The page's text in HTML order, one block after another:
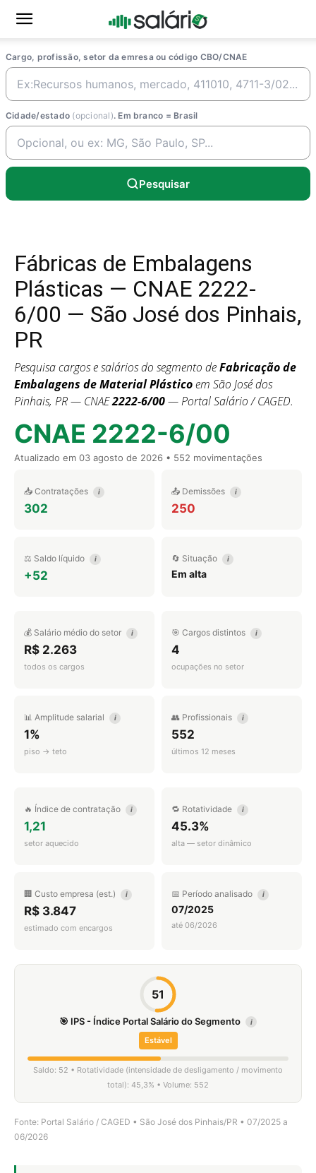
Cargo, profissão, setor da emresa ou código CBO/CNAE
Cidade/estado (opcional). Em branco = Brasil
Pesquisar
Fábricas de Embalagens
Plásticas — CNAE 2222-
6/00 — São José dos Pinhais,
PR
Pesquisa cargos e salários do segmento deFabricação de
Embalagens de Material Plásticoem São José dos
Pinhais, PR — CNAE2222-6/00— Portal Salário / CAGED.
CNAE 2222-6/00
Atualizado em 03 agosto de 2026 • 552 movimentações
📥 Contratações i
302
📤 Demissões i
250
⚖️ Saldo líquido i
+52
🔄 Situação i
Em alta
💰 Salário médio do setor i
R$ 2.263
todos os cargos
🎯 Cargos distintos i
4
ocupações no setor
📊 Amplitude salarial i
1%
piso → teto
👥 Profissionais i
552
últimos 12 meses
🔥 Índice de contratação i
1,21
setor aquecido
🔁 Rotatividade i
45.3%
alta — setor dinâmico
🏢 Custo empresa (est.) i
R$ 3.847
estimado com encargos
📅 Período analisado i
07/2025
até 06/2026
51
🎯 IPS - Índice Portal Salário do Segmento i
Estável
Saldo: 52 • Rotatividade (intensidade de desligamento / movimento
total): 45,3% • Volume: 552
Fonte: Portal Salário / CAGED • São José dos Pinhais/PR • 07/2025 a
06/2026